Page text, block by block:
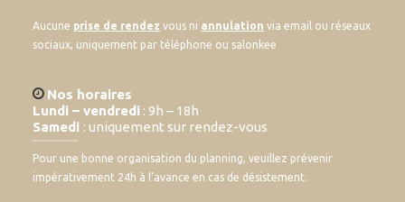
Aucune prise de rendez vous ni annulation via email ou réseaux
sociaux, uniquement par téléphone ou salonkee
Nos horaires
Lundi – vendredi : 9h – 18h
Samedi : uniquement sur rendez-vous
Pour une bonne organisation du planning, veuillez prévenir
impérativement 24h à l’avance en cas de désistement.